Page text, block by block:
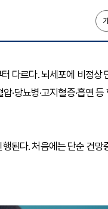
다르다. 뇌세포에 비정상
·당뇨병·고지혈증·흡연 등
된다. 처음에는 단순 건망